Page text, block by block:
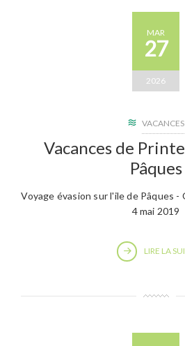
MAR
27
2026
VACANCES
Vacances de
Pâques
Voyage évasion sur l'ile de Pâques -
4 mai 2019
LIRE LA